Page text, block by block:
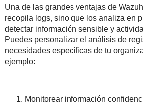
Una de las grandes ventajas de
recopila logs, sino que los analiza en
detectar información sensible y
Puedes personalizar el análisis de
necesidades específicas de tu
ejemplo:
Monitorear información